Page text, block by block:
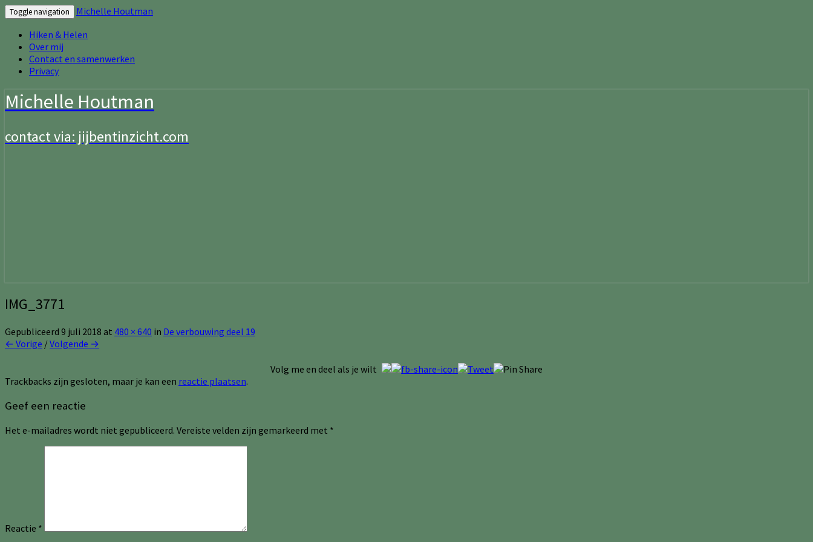
Toggle navigation
Michelle Houtman
Hiken & Helen
Over mij
Contact en samenwerken
Privacy
Michelle Houtman
contact via: jijbentinzicht.com
IMG_3771
Gepubliceerd 9 juli 2018 at 480 × 640 in De verbouwing deel 19
← Vorige /Volgende →
Volg me en deel als je wilt
Trackbacks zijn gesloten, maar je kan een reactie plaatsen.
Geef een reactie
Het e-mailadres wordt niet gepubliceerd. Vereiste velden zijn gemarkeerd met *
Reactie *